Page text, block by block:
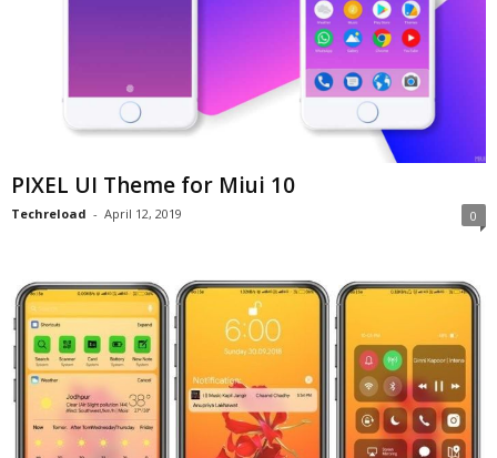
PIXEL UI Theme for Miui 10
Techreload - April 12, 2019 0